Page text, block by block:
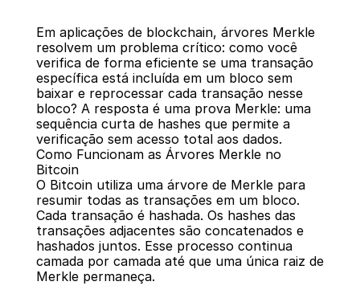
Em aplicações de blockchain, árvores Merkle
resolvem um problema crítico: como você
verifica de forma eficiente se uma transação
específica está incluída em um bloco sem
baixar e reprocessar cada transação nesse
bloco? A resposta é uma prova Merkle: uma
sequência curta de hashes que permite a
verificação sem acesso total aos dados.
Como Funcionam as Árvores Merkle no
Bitcoin
O Bitcoin utiliza uma árvore de Merkle para
resumir todas as transações em um bloco.
Cada transação é hashada. Os hashes das
transações adjacentes são concatenados e
hashados juntos. Esse processo continua
camada por camada até que uma única raiz de
Merkle permaneça.